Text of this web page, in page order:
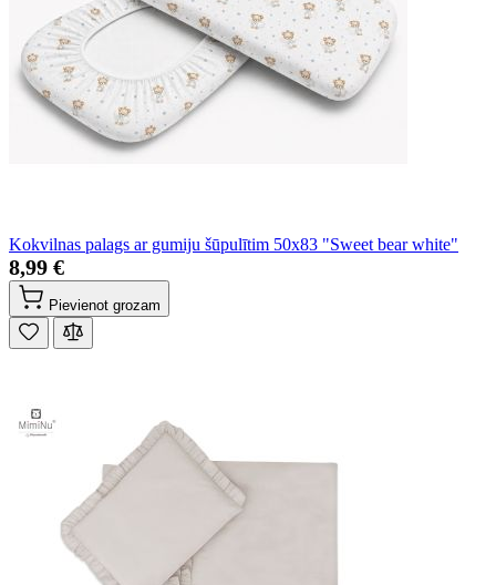
Kokvilnas palags ar gumiju šūpulītim 50x83 "Sweet bear white"
8,99 €
Pievienot grozam